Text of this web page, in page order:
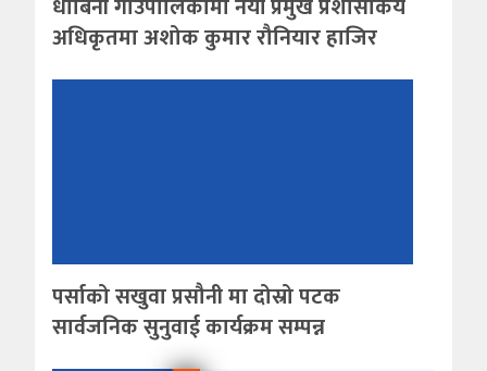
अधिकृतमा अशोक कुमार रौनियार हाजिर
पर्साको सखुवा प्रसौनी मा दोस्रो पटक
सार्वजनिक सुनुवाई कार्यक्रम सम्पन्न